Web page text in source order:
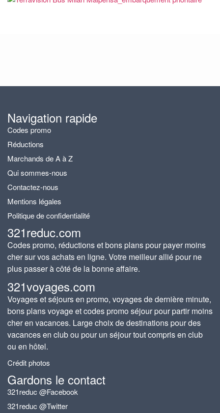
Navigation rapide
Codes promo
Réductions
Marchands de A à Z
Qui sommes-nous
Contactez-nous
Mentions légales
Politique de confidentialité
321reduc.com
Codes promo, réductions et bons plans pour payer moins
cher sur vos achats en ligne. Votre meilleur allié pour ne
plus passer à côté de la bonne affaire.
321voyages.com
Voyages et séjours en promo, voyages de dernière minute,
bons plans voyage et codes promo séjour pour partir moins
cher en vacances. Large choix de destinations pour des
vacances en club ou pour un séjour tout compris en club
ou en hôtel.
Crédit photos
Gardons le contact
321reduc @Facebook
321reduc @Twitter